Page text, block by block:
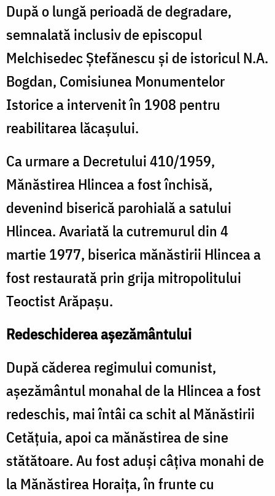
După o lungă perioadă de degradare,
semnalată inclusiv de episcopul
Melchisedec Ștefănescu și de istoricul N.A.
Bogdan, Comisiunea Monumentelor
Istorice a intervenit în 1908 pentru
reabilitarea lăcașului.
Ca urmare a Decretului 410/1959,
Mănăstirea Hlincea a fost închisă,
devenind biserică parohială a satului
Hlincea. Avariată la cutremurul din 4
martie 1977, biserica mănăstirii Hlincea a
fost restaurată prin grija mitropolitului
Teoctist Arăpașu.
Redeschiderea așezământului
După căderea regimului comunist,
așezământul monahal de la Hlincea a fost
redeschis, mai întâi ca schit al Mănăstirii
Cetățuia, apoi ca mănăstirea de sine
stătătoare. Au fost aduși câțiva monahi de
la Mănăstirea Horaița, în frunte cu